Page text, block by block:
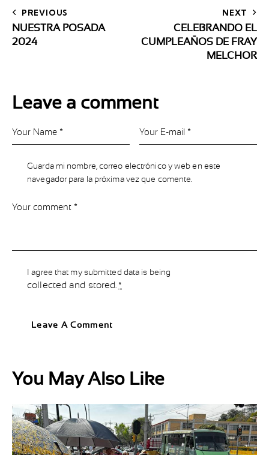
PREVIOUS
NUESTRA POSADA
2024
NEXT
CELEBRANDO EL
CUMPLEAÑOS DE FRAY
MELCHOR
Leave a comment
Guarda mi nombre, correo electrónico y web en este
navegador para la próxima vez que comente.
I agree that my submitted data is being
collected and stored .*
You May Also Like